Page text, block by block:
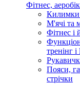
Фітнес,
Килимки
М'ячі та
Фітнес і
тренінг
Пояси,
стрічки